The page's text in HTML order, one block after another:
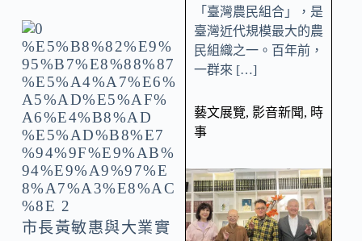
市長黃敏惠與大業實
「臺灣農民組合」，是
臺灣近代規模最大的農
民組織之一。百年前，
一群來 […]
藝文展覽, 影音新聞, 時
事